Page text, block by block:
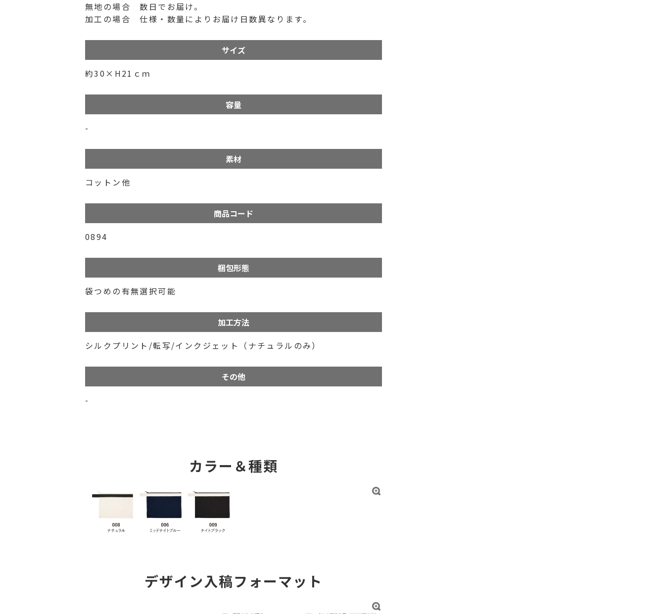
無地の場合 数日でお届け。
加工の場合 仕様・数量によりお届け日数異なります。
サイズ
約30×H21ｃｍ
容量
-
素材
コットン他
商品コード
0894
梱包形態
袋つめの有無選択可能
加工方法
シルクプリント/転写/インクジェット（ナチュラルのみ）
その他
-
カラー＆種類
デザイン入稿フォーマット